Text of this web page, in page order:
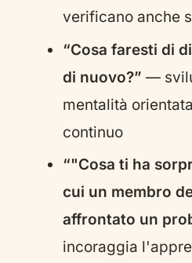
verificano anche
“Cosa faresti di
di nuovo?” —
mentalità
continuo
“"Cosa ti ha
cui un membro
affrontato un
incoraggia